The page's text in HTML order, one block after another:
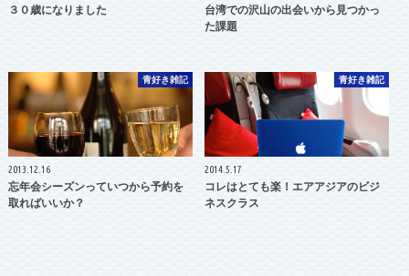
３０歳になりました
台湾での沢山の出会いから見つかっ
た課題
青好き雑記
2013.12.16
忘年会シーズンっていつから予約を
取ればいいか？
青好き雑記
2014.5.17
コレはとても楽！エアアジアのビジ
ネスクラス